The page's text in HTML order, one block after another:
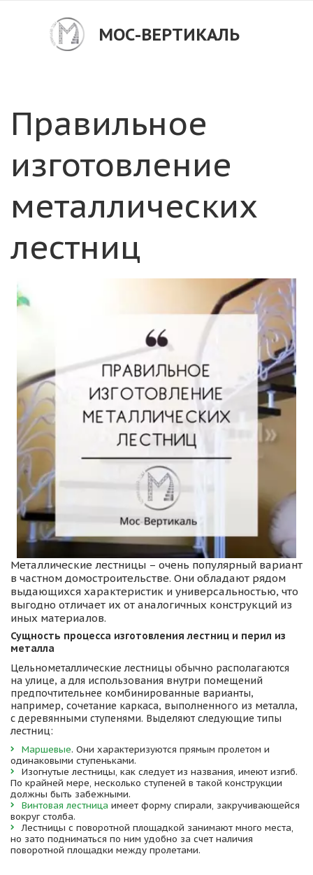
МОС-ВЕРТИКАЛЬ
Правильное
изготовление
металлических
лестниц
Металлические лестницы – очень популярный вариант
в частном домостроительстве. Они обладают рядом
выдающихся характеристик и универсальностью, что
выгодно отличает их от аналогичных конструкций из
иных материалов.
Сущность процесса изготовления лестниц и перил из
металла
Цельнометаллические лестницы обычно располагаются
на улице, а для использования внутри помещений
предпочтительнее комбинированные варианты,
например, сочетание каркаса, выполненного из металла,
с деревянными ступенями. Выделяют следующие типы
лестниц:
Маршевые. Они характеризуются прямым пролетом и
одинаковыми ступеньками.
Изогнутые лестницы, как следует из названия, имеют изгиб.
По крайней мере, несколько ступеней в такой конструкции
должны быть забежными.
Винтовая лестница имеет форму спирали, закручивающейся
вокруг столба.
Лестницы с поворотной площадкой занимают много места,
но зато подниматься по ним удобно за счет наличия
поворотной площадки между пролетами.